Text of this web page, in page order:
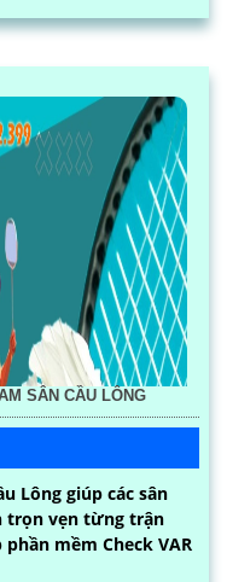
SÂN CẦU LÔNG
Lông giúp các sân
trọn vẹn từng trận
mềm Check VAR